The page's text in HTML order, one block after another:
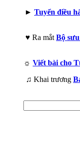
► Tuyển điều
♥ Ra mắt Bộ
☼ Viết bài cho
♫ Khai trương